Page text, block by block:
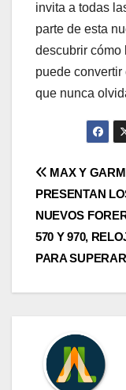
invita a todas
parte de esta
descubrir cómo
puede
que nunca
de
MAX Y
PRESENTAN
NUEVOS
570 Y 970,
PARA